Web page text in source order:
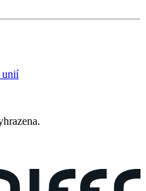
unií